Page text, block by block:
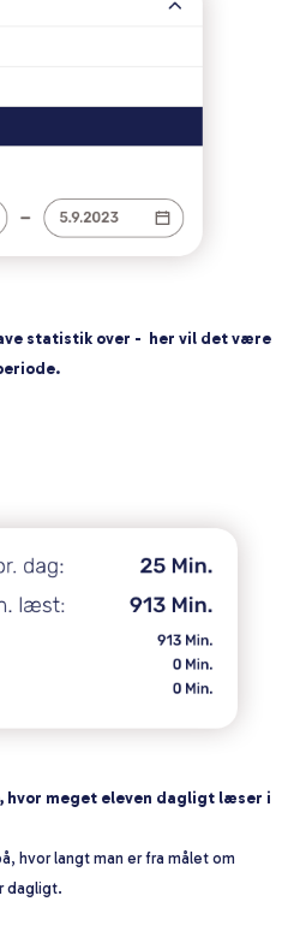
statistik over - her vil det være
hvor meget eleven dagligt læser i
hvor langt man er fra målet om
dagligt.